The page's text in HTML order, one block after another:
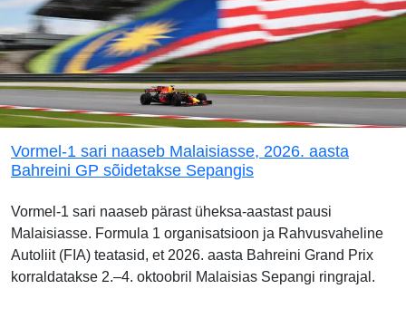
Vormel-1 sari naaseb Malaisiasse, 2026. aasta
Bahreini GP sõidetakse Sepangis
Vormel-1 sari naaseb pärast üheksa-aastast pausi
Malaisiasse. Formula 1 organisatsioon ja Rahvusvaheline
Autoliit (FIA) teatasid, et 2026. aasta Bahreini Grand Prix
korraldatakse 2.–4. oktoobril Malaisias Sepangi ringrajal.